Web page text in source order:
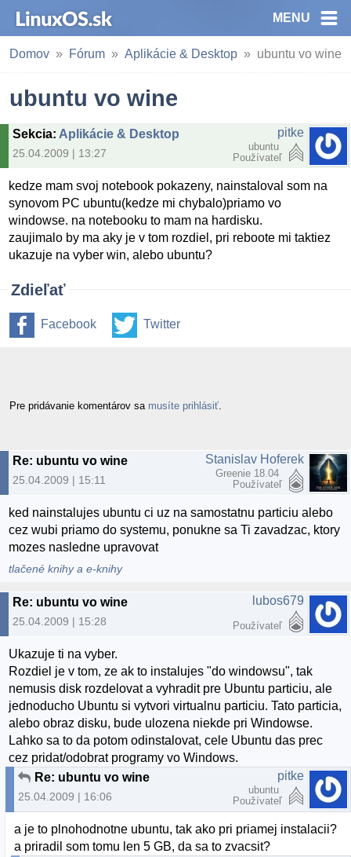
MENU
Domov Fórum Aplikácie & Desktop ubuntu vo wine
ubuntu vo wine
Sekcia: Aplikácie & Desktop
25.04.2009 | 13:27
pitke
ubuntu
Používateľ
kedze mam svoj notebook pokazeny, nainstaloval som na
synovom PC ubuntu(kedze mi chybalo)priamo vo
windowse. na notebooku to mam na hardisku.
zaujimalo by ma aky je v tom rozdiel, pri reboote mi taktiez
ukazuje na vyber win, alebo ubuntu?
Zdieľať
Facebook Twitter
Pre pridávanie komentárov sa musíte prihlásiť
Re: ubuntu vo wine
25.04.2009 | 15:11
Stanislav Hoferek
Greenie 18.04
Používateľ
ked nainstalujes ubuntu ci uz na samostatnu particiu alebo
cez wubi priamo do systemu, ponukne sa Ti zavadzac, ktory
mozes nasledne upravovat
tlačené knihy a e-knihy
Re: ubuntu vo wine
25.04.2009 | 15:28
lubos679
Používateľ
Ukazuje ti na vyber.
Rozdiel je v tom, ze ak to instalujes "do windowsu", tak
nemusis disk rozdelovat a vyhradit pre Ubuntu particiu, ale
jednoducho Ubuntu si vytvori virtualnu particiu. Tato particia,
alebo obraz disku, bude ulozena niekde pri Windowse.
Lahko sa to da potom odinstalovat, cele Ubuntu das prec
cez pridat/odobrat programy vo Windows.
Re: ubuntu vo wine
25.04.2009 | 16:06
pitke
ubuntu
Používateľ
a je to plnohodnotne ubuntu, tak ako pri priamej instalacii?
a priradil som tomu len 5 GB, da sa to zvacsit?